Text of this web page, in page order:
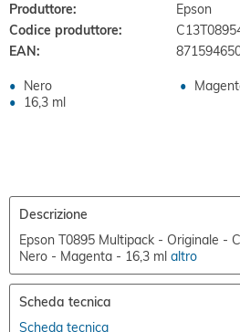
Produttore:
Epson
Codice produttore:
EAN:
Nero
16,3 ml
Descrizione
Epson T0895 Multipack - Originale -
Nero - Magenta - 16,3 ml altro
Scheda tecnica
Scheda tecnica